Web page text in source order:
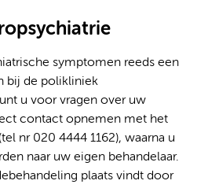
symptomen reeds een
bij de polikliniek
u voor vragen over uw
contact opnemen met het
nr 020 4444 1162), waarna u
naar uw eigen behandelaar.
plaats vindt door